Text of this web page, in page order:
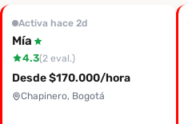
Activa hace 2d
Mía
4.3(2 eval.)
Desde $170.000/hora
Chapinero, Bogotá